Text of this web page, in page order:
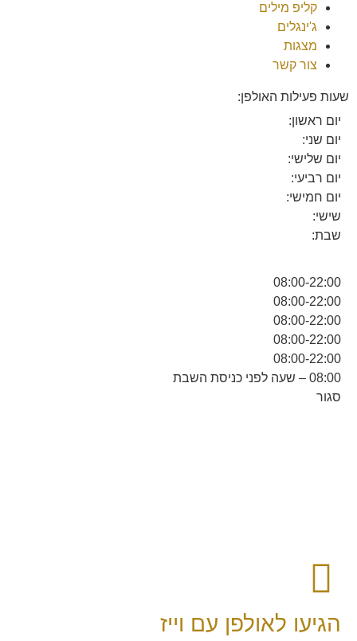
קליפ מילים
ג'ינגלים
מצגות
צור קשר
שעות פעילות האולפן:
יום ראשון:
יום שני:
יום שלישי:
יום רביעי:
יום חמישי:
שישי:
שבת:
08:00-22:00
08:00-22:00
08:00-22:00
08:00-22:00
08:00-22:00
08:00 – שעה לפני כניסת השבת
סגור
הגיעו לאולפן עם וייז